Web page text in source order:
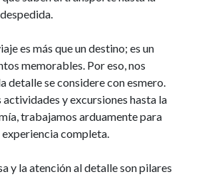
despedida.
es más que un destino; es un
memorables. Por eso, nos
detalle se considere con esmero.
actividades y excursiones hasta la
trabajamos arduamente para
completa.
y la atención al detalle son pilares